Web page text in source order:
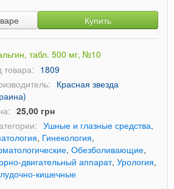
Купить
табл. 500 мг, №10
товара: 1809
Красная звезда
25,00 грн
Ушные и глазные средства,
, Гинекология,
, Обезболивающие,
двигательный аппарат, Урология,
кишечные